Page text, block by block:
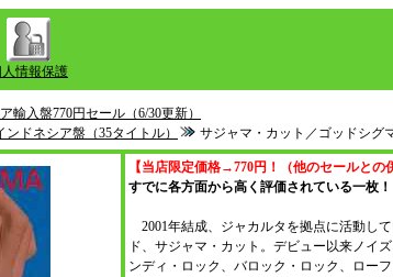
情報保護
輸入盤770円セール（6/30更新）
ドネシア盤（35タイトル）
サジャマ・カット／ゴッドシグ
【当店限定価格→770円！（他のセールとの
すでに各方面から高く評価されている一枚！
2001年結成、ジャカルタを拠点に活動し
ド、サジャマ・カット。デビュー以来ノイ
ンディ・ロック、バロック・ロック、ロー